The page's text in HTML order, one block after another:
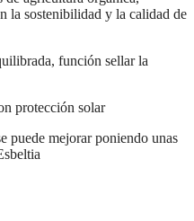
la sostenibilidad y la calidad de
función sellar la
protección solar
puede mejorar poniendo unas